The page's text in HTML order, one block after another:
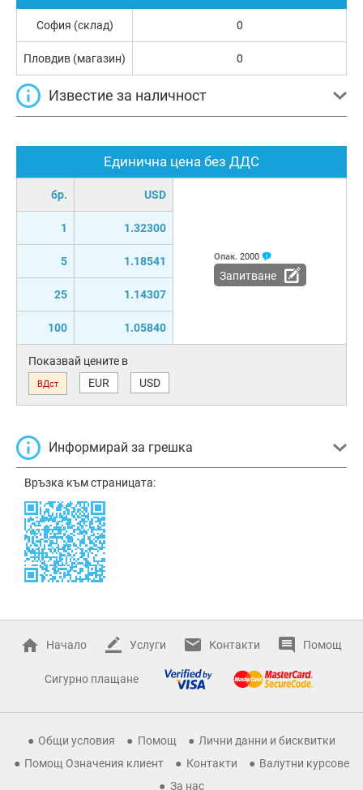
Единична цена без ДДС
бр. USD
1 1.32300
5 1.18541
25 1.14307
100 1.05840
Опак. 2000
Запитване
Показвай цените в
ВДст EUR USD
Информирай за грешка
Връзка към страницата:
София (склад) 0
Пловдив (магазин) 0
Известие за наличност
Начало Услуги Контакти Помощ
Сигурно плащане
Общи условия Помощ
Лични данни и бисквитки
Помощ Означения клиент
Контакти
Валутни курсове
За нас